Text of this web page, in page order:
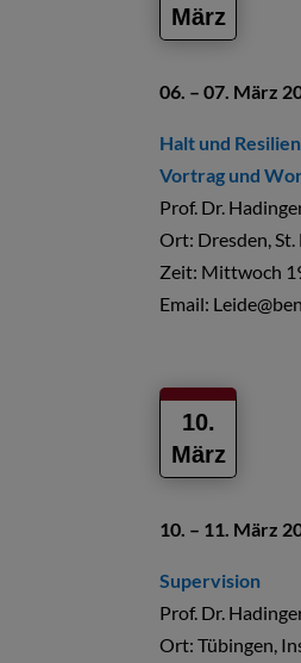
März
06. – 07. März
Halt und
Vortrag und
Prof. Dr.
Ort: Dresden,
Zeit: Mittwoch
Email:
10.
März
10. – 11. März
Supervision
Prof. Dr.
Ort: Tübingen,